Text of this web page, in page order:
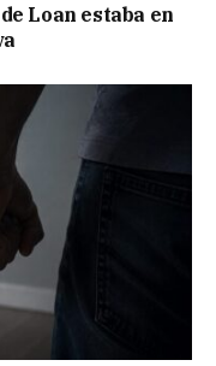
Loan estaba en